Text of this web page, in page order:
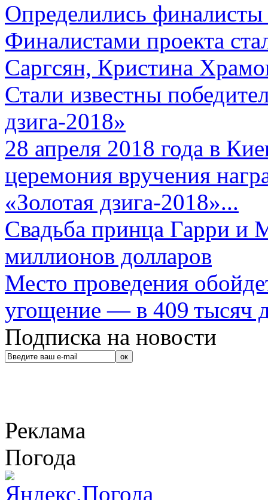
Определились
Финалистами проекта
Саргсян, Кристина
Стали известны
дзига-2018»
28 апреля 2018 года в
церемония вручения
«Золотая дзига-2018»...
Свадьба принца Гарри и
миллионов долларов
Место проведения
угощение — в 409 тысяч
Подписка на новости
Реклама
Погода